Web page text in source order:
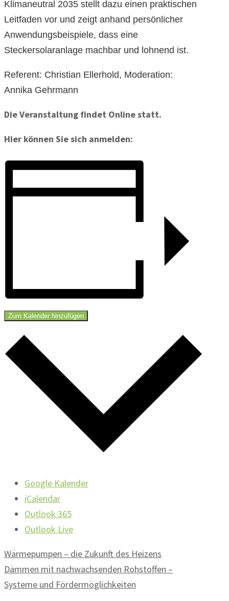
Klimaneutral 2035 stellt dazu einen praktischen
Leitfaden vor und zeigt anhand persönlicher
Anwendungsbeispiele, dass eine
Steckersolaranlage machbar und lohnend ist.
Referent: Christian Ellerhold, Moderation:
Annika Gehrmann
Die Veranstaltung findet Online statt.
Hier können Sie sich anmelden:
Zum Kalender hinzufügen
Google Kalender
iCalendar
Outlook 365
Outlook Live
Wärmepumpen – die Zukunft des Heizens
Dämmen mit nachwachsenden Rohstoffen –
Systeme und Fördermöglichkeiten